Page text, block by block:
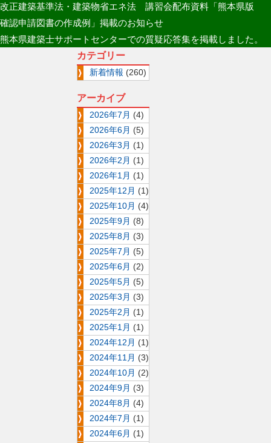
改正建築基準法・建築物省エネ法 講習会配布資料「熊本県版
確認申請図書の作成例」掲載のお知らせ
熊本県建築士サポートセンターでの質疑応答集を掲載しました。
カテゴリー
新着情報 (260)
アーカイブ
2026年7月 (4)
2026年6月 (5)
2026年3月 (1)
2026年2月 (1)
2026年1月 (1)
2025年12月 (1)
2025年10月 (4)
2025年9月 (8)
2025年8月 (3)
2025年7月 (5)
2025年6月 (2)
2025年5月 (5)
2025年3月 (3)
2025年2月 (1)
2025年1月 (1)
2024年12月 (1)
2024年11月 (3)
2024年10月 (2)
2024年9月 (3)
2024年8月 (4)
2024年7月 (1)
2024年6月 (1)